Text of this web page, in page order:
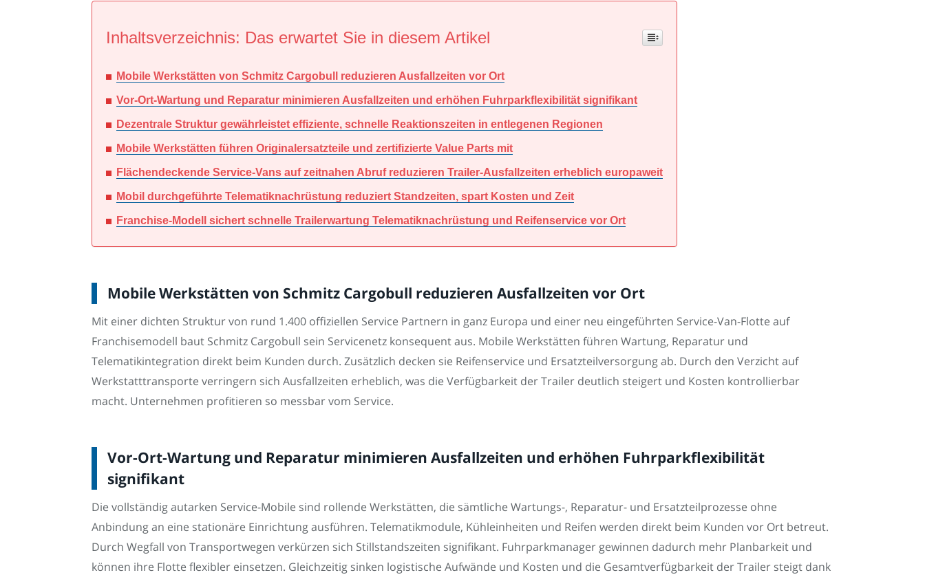
Inhaltsverzeichnis: Das erwartet Sie in diesem Artikel
Mobile Werkstätten von Schmitz Cargobull reduzieren Ausfallzeiten vor Ort
Vor-Ort-Wartung und Reparatur minimieren Ausfallzeiten und erhöhen Fuhrparkflexibilität signifikant
Dezentrale Struktur gewährleistet effiziente, schnelle Reaktionszeiten in entlegenen Regionen
Mobile Werkstätten führen Originalersatzteile und zertifizierte Value Parts mit
Flächendeckende Service-Vans auf zeitnahen Abruf reduzieren Trailer-Ausfallzeiten erheblich europaweit
Mobil durchgeführte Telematiknachrüstung reduziert Standzeiten, spart Kosten und Zeit
Franchise-Modell sichert schnelle Trailerwartung Telematiknachrüstung und Reifenservice vor Ort
Mobile Werkstätten von Schmitz Cargobull reduzieren Ausfallzeiten vor Ort
Mit einer dichten Struktur von rund 1.400 offiziellen Service Partnern in ganz Europa und einer neu eingeführten Service-Van-Flotte auf
Franchisemodell baut Schmitz Cargobull sein Servicenetz konsequent aus. Mobile Werkstätten führen Wartung, Reparatur und
Telematikintegration direkt beim Kunden durch. Zusätzlich decken sie Reifenservice und Ersatzteilversorgung ab. Durch den Verzicht auf
Werkstatttransporte verringern sich Ausfallzeiten erheblich, was die Verfügbarkeit der Trailer deutlich steigert und Kosten kontrollierbar
macht. Unternehmen profitieren so messbar vom Service.
Vor-Ort-Wartung und Reparatur minimieren Ausfallzeiten und erhöhen Fuhrparkflexibilität
signifikant
Die vollständig autarken Service-Mobile sind rollende Werkstätten, die sämtliche Wartungs-, Reparatur- und Ersatzteilprozesse ohne
Anbindung an eine stationäre Einrichtung ausführen. Telematikmodule, Kühleinheiten und Reifen werden direkt beim Kunden vor Ort betreut.
Durch Wegfall von Transportwegen verkürzen sich Stillstandszeiten signifikant. Fuhrparkmanager gewinnen dadurch mehr Planbarkeit und
können ihre Flotte flexibler einsetzen. Gleichzeitig sinken logistische Aufwände und Kosten und die Gesamtverfügbarkeit der Trailer steigt dank